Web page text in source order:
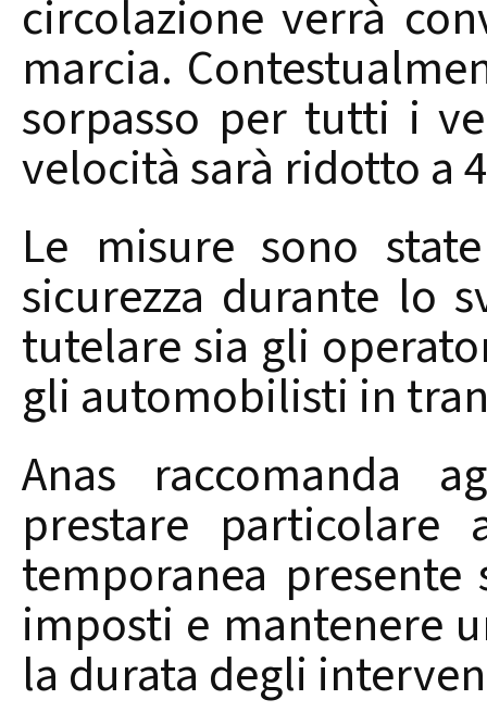
circolazione verrà
marcia.
sorpasso per tutti i
velocità sarà ridotto a
Le misure sono
sicurezza durante lo
tutelare sia gli
gli automobilisti in
Anas raccomanda
prestare particolare
temporanea
imposti e mantenere
la durata degli